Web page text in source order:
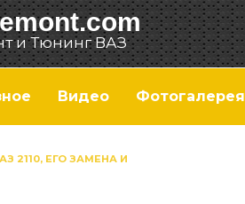
и Тюнинг ВАЗ
Видео Фотогалерея
2110, ЕГО ЗАМЕНА И